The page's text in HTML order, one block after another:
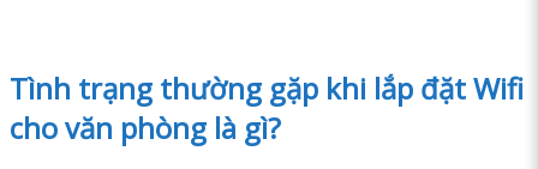
Tình trạng thường gặp khi lắp đặt Wifi
cho văn phòng là gì?